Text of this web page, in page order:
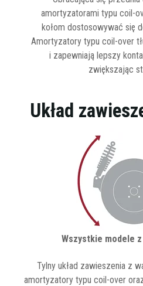
amortyzatorami typu coil-
kołom dostosowywać się
Amortyzatory typu coil-over
i zapewniają lepszy
zwiększając
Układ
Wszystkie modele
Tylny układ zawieszenia z
amortyzatory typu coil-over